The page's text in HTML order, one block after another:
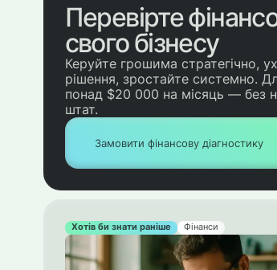
Перевірте
свого бізнесу
Керуйте грошима стратегічно,
рішення, зростайте системно.
понад $20 000 на місяць — без
штат.
Замовити фінансову діагностику
Хотів би знати раніше Фінанси